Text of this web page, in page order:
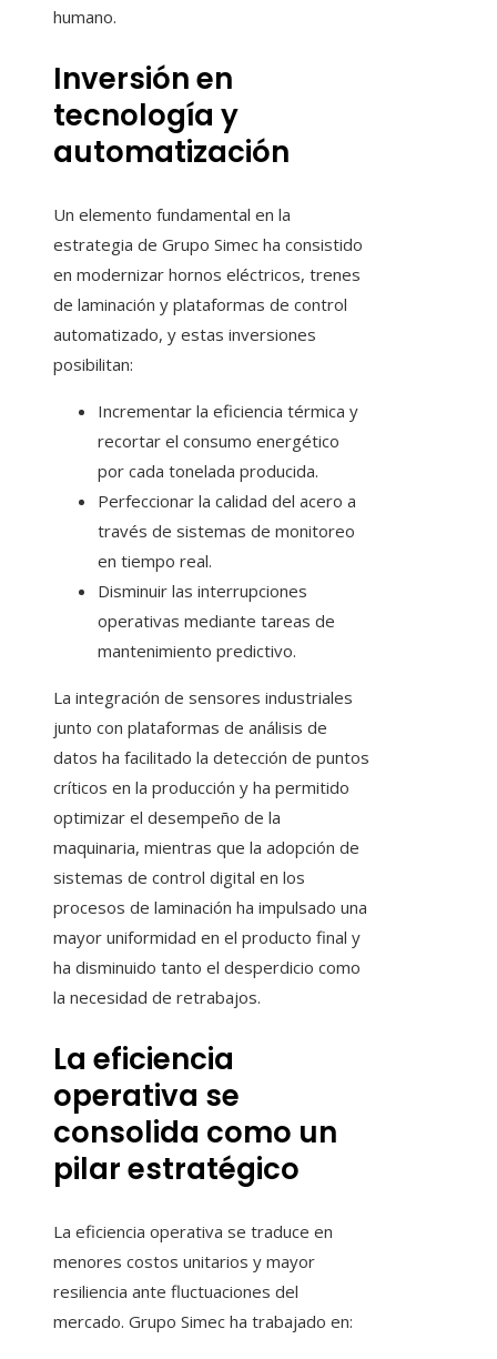
humano.
Inversión en
tecnología y
automatización
Un elemento fundamental en la
estrategia de Grupo Simec ha consistido
en modernizar hornos eléctricos, trenes
de laminación y plataformas de control
automatizado, y estas inversiones
posibilitan:
Incrementar la eficiencia térmica y
recortar el consumo energético
por cada tonelada producida.
Perfeccionar la calidad del acero a
través de sistemas de monitoreo
en tiempo real.
Disminuir las interrupciones
operativas mediante tareas de
mantenimiento predictivo.
La integración de sensores industriales
junto con plataformas de análisis de
datos ha facilitado la detección de puntos
críticos en la producción y ha permitido
optimizar el desempeño de la
maquinaria, mientras que la adopción de
sistemas de control digital en los
procesos de laminación ha impulsado una
mayor uniformidad en el producto final y
ha disminuido tanto el desperdicio como
la necesidad de retrabajos.
La eficiencia
operativa se
consolida como un
pilar estratégico
La eficiencia operativa se traduce en
menores costos unitarios y mayor
resiliencia ante fluctuaciones del
mercado. Grupo Simec ha trabajado en: